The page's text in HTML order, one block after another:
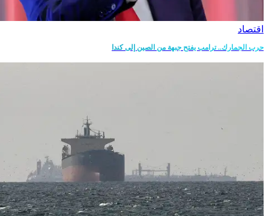
اقتصاد
حرب الجمارك.. ترامب يفتح جبهة من الصين إلى كندا